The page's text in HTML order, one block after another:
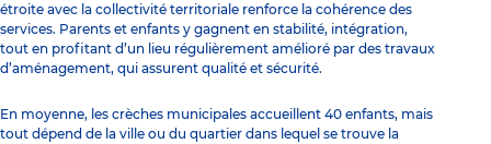
étroite avec la collectivité territoriale renforce la cohérence des
services. Parents et enfants y gagnent en stabilité, intégration,
tout en profitant d’un lieu régulièrement amélioré par des travaux
d’aménagement, qui assurent qualité et sécurité.
En moyenne, les crèches municipales accueillent 40 enfants, mais
tout dépend de la ville ou du quartier dans lequel se trouve la